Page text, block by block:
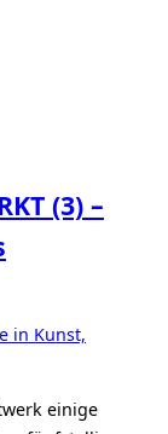
(3) –
in Kunst,
einige